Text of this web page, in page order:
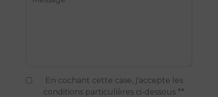
En cochant cette case, j'accepte les
conditions particulières ci-dessous **